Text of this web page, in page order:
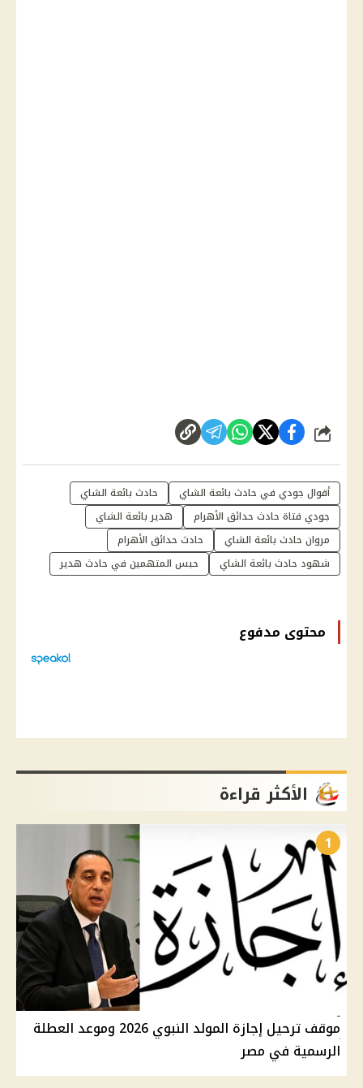
شارك
أقوال جودي في حادث بائعة الشاي
حادث بائعة الشاي
جودي فتاة حادث حدائق الأهرام
هدير بائعة الشاي
مروان حادث بائعة الشاي
حادث حدائق الأهرام
شهود حادث بائعة الشاي
حبس المتهمين في حادث هدير
محتوى مدفوع
الأكثر قراءة
1
موقف ترحيل إجازة المولد النبوي 2026 وموعد العطلة
الرسمية في مصر